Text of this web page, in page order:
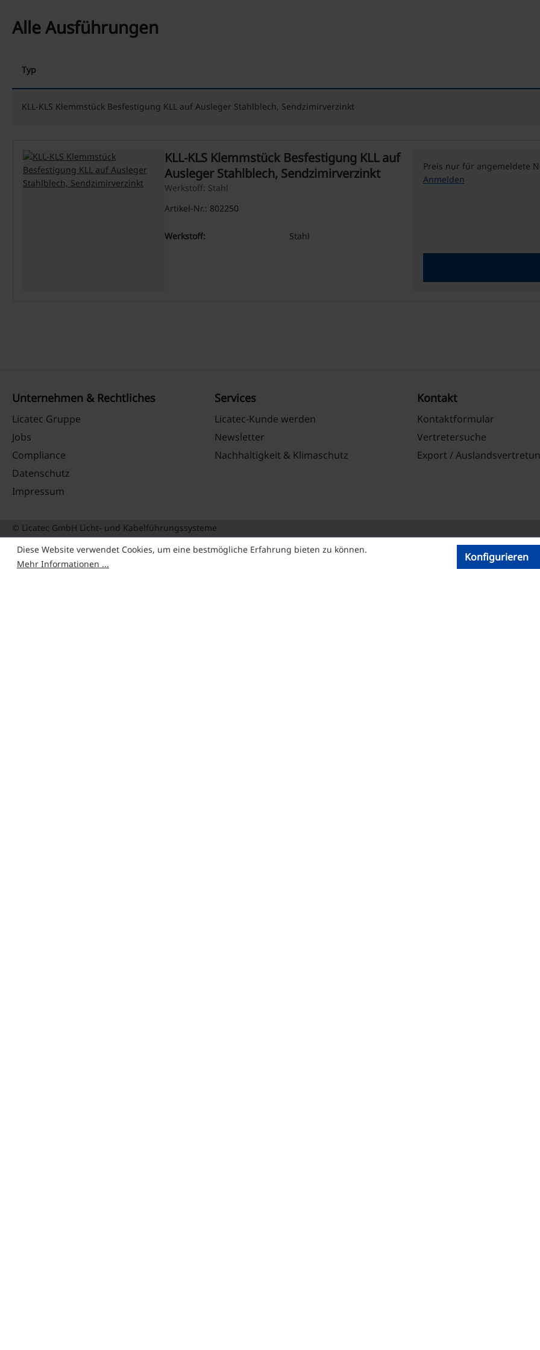
Alle Ausführungen
Typ
KLL-KLS Klemmstück Besfestigung KLL auf Ausleger Stahlblech, Sendzimirverzinkt
KLL-KLS Klemmstück Besfestigung KLL auf
Ausleger Stahlblech, Sendzimirverzinkt
Werkstoff: Stahl
Artikel-Nr.: 802250
Werkstoff: Stahl
Preis nur für angemeldete
Anmelden
Unternehmen & Rechtliches
Licatec Gruppe
Jobs
Compliance
Datenschutz
Impressum
Services
Licatec-Kunde werden
Newsletter
Nachhaltigkeit & Klimaschutz
Kontakt
Kontaktformular
Vertretersuche
Export /
© Licatec GmbH Licht- und Kabelführungssysteme
Diese Website verwendet Cookies, um eine bestmögliche Erfahrung bieten zu können.
Mehr Informationen ...
Konfigurieren